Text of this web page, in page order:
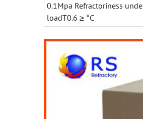
0.1Mpa Refractoriness
loadT0.6 ≥ °C